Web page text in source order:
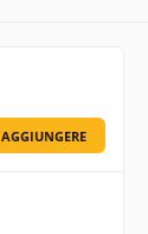
AGGIUNGERE